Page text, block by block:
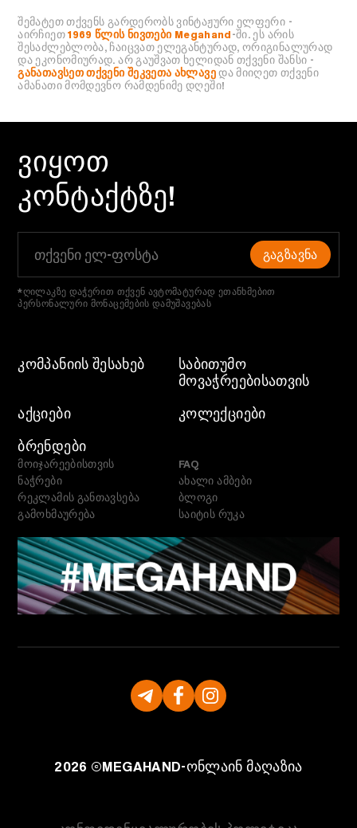
შემატეთ თქვენს გარდერობს ვინტაჟური ელფერი -
აირჩიეთ1969 წლის ნივთები Megahand-ში. ეს არის
შესაძლებლობა, ჩაიცვათ ელეგანტურად, ორიგინალურად
და ეკონომიურად. არ გაუშვათ ხელიდან თქვენი შანსი -
განათავსეთ თქვენი შეკვეთა ახლავედა მიიღეთ თქვენი
ამანათი მომდევნო რამდენიმე დღეში!
ᲕᲘᲧᲝᲗ
ᲙᲝᲜᲢᲐᲥᲢᲖᲔ!
ᲒᲐᲒᲖᲐᲕᲜᲐ
*ღილაკზე დაჭერით თქვენ ავტომატურად ეთანხმებით
პერსონალური მონაცემების დამუშავებას
ᲙᲝᲛᲞᲐᲜᲘᲘᲡ ᲨᲔᲡᲐᲮᲔᲑ
ᲡᲐᲑᲘᲗᲣᲛᲝ
ᲛᲝᲕᲐᲭᲠᲔᲔᲑᲘᲡᲐᲗᲕᲘᲡ
ᲐᲥᲪᲘᲔᲑᲘ
ᲙᲝᲚᲔᲥᲪᲘᲔᲑᲘ
ᲑᲠᲔᲜᲓᲔᲑᲘ
მოიჯარეებისთვის
ნაჭრები
რეკლამის განთავსება
გამოხმაურება
FAQ
ახალი ამბები
ბლოგი
საიტის რუკა
2026 ©MEGAHAND-ონლაინ მაღაზია